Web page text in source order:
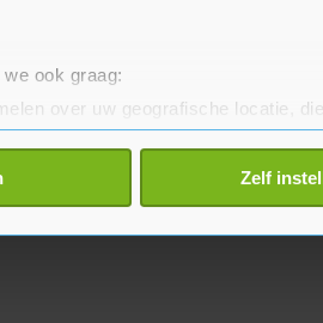
ook graag:
over uw geografische locatie,
door het actief te scannen
gegevens worden
wijzigen of intrekken in de
Zelf